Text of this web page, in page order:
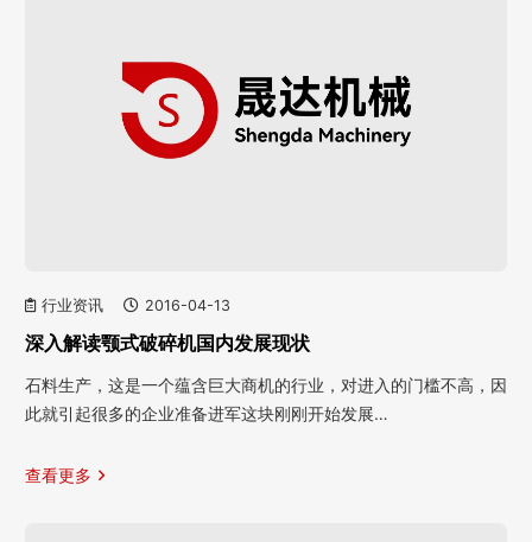
行业资讯 2016-04-13
深入解读颚式破碎机国内发展现状
石料生产，这是一个蕴含巨大商机的行业，对进入的门槛不高，因
此就引起很多的企业准备进军这块刚刚开始发展…
查看更多